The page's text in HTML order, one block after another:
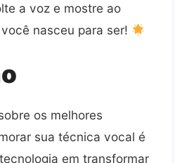
a voz e mostre ao
nasceu para ser!
os melhores
sua técnica vocal é
em transformar